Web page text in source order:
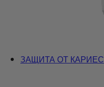
ЗАЩИТА ОТ КАРИЕС